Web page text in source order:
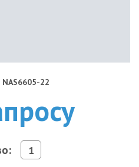
NAS6605-22